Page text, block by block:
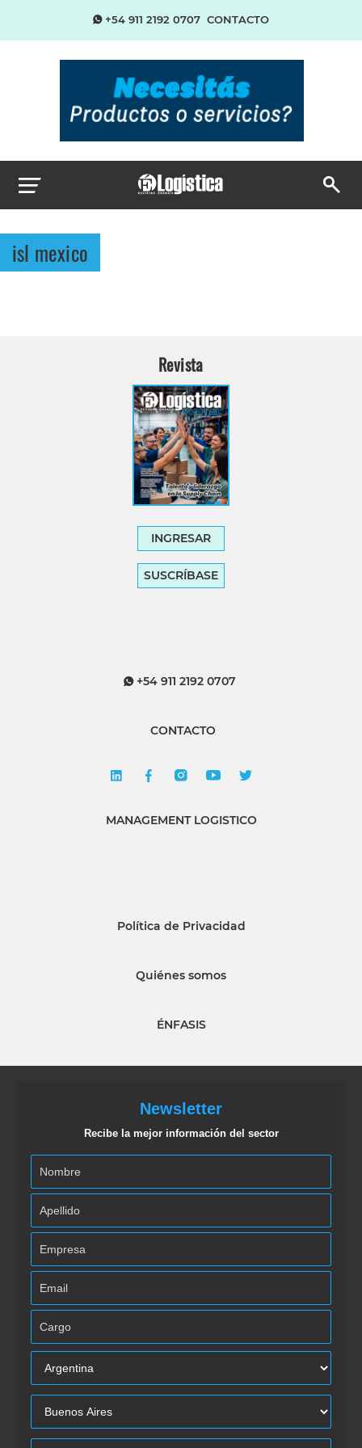
+54 911 2192 0707 CONTACTO
isl mexico
Revista
INGRESAR
SUSCRÍBASE
+54 911 2192 0707
CONTACTO
MANAGEMENT LOGISTICO
Política de Privacidad
Quiénes somos
ÉNFASIS
Newsletter
Recibe la mejor información del sector